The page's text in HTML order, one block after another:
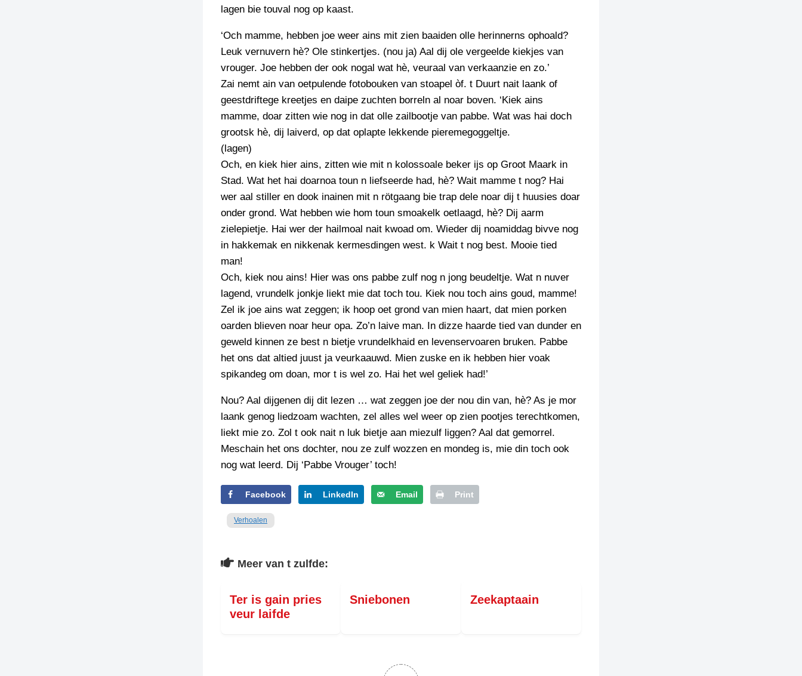
lagen bie touval nog op kaast.
‘Och mamme, hebben joe weer ains mit zien baaiden olle herinnerns ophoald?
Leuk vernuvern hè? Ole stinkertjes. (nou ja) Aal dij ole vergeelde kiekjes van
vrouger. Joe hebben der ook nogal wat hè, veuraal van verkaanzie en zo.’
Zai nemt ain van oetpulende fotobouken van stoapel òf. t Duurt nait laank of
geestdriftege kreetjes en daipe zuchten borreln al noar boven. ‘Kiek ains
mamme, doar zitten wie nog in dat olle zailbootje van pabbe. Wat was hai doch
grootsk hè, dij laiverd, op dat oplapte lekkende pieremegoggeltje.
(lagen)
Och, en kiek hier ains, zitten wie mit n kolossoale beker ijs op Groot Maark in
Stad. Wat het hai doarnoa toun n liefseerde had, hè? Wait mamme t nog? Hai
wer aal stiller en dook inainen mit n rötgaang bie trap dele noar dij t huusies doar
onder grond. Wat hebben wie hom toun smoakelk oetlaagd, hè? Dij aarm
zielepietje. Hai wer der hailmoal nait kwoad om. Wieder dij noamiddag bivve nog
in hakkemak en nikkenak kermesdingen west. k Wait t nog best. Mooie tied
man!
Och, kiek nou ains! Hier was ons pabbe zulf nog n jong beudeltje. Wat n nuver
lagend, vrundelk jonkje liekt mie dat toch tou. Kiek nou toch ains goud, mamme!
Zel ik joe ains wat zeggen; ik hoop oet grond van mien haart, dat mien porken
oarden blieven noar heur opa. Zo’n laive man. In dizze haarde tied van dunder en
geweld kinnen ze best n bietje vrundelkhaid en levenservoaren bruken. Pabbe
het ons dat altied juust ja veurkaauwd. Mien zuske en ik hebben hier voak
spikandeg om doan, mor t is wel zo. Hai het wel geliek had!’
Nou? Aal dijgenen dij dit lezen … wat zeggen joe der nou din van, hè? As je mor
laank genog liedzoam wachten, zel alles wel weer op zien pootjes terechtkomen,
liekt mie zo. Zol t ook nait n luk bietje aan miezulf liggen? Aal dat gemorrel.
Meschain het ons dochter, nou ze zulf wozzen en mondeg is, mie din toch ook
nog wat leerd. Dij ‘Pabbe Vrouger’ toch!
Facebook LinkedIn Email Print
Verhoalen
Meer van t zulfde:
Ter is gain pries
veur laifde
Sniebonen Zeekaptaain